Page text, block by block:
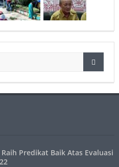
Predikat Baik Atas Evaluasi